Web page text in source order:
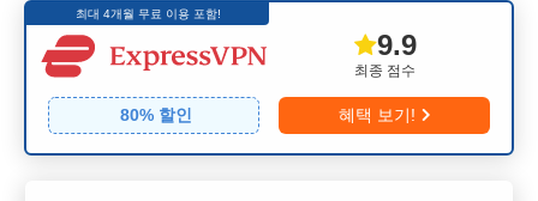
최대 4개월 무료 이용 포함!
최종 점수
9.9
80% 할인 혜택 보기!